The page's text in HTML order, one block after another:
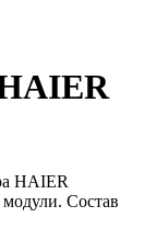
HAIER
Состав